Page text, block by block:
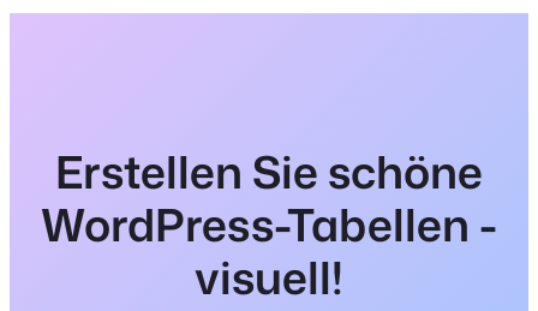
Erstellen Sie schöne
WordPress-Tabellen -
visuell!